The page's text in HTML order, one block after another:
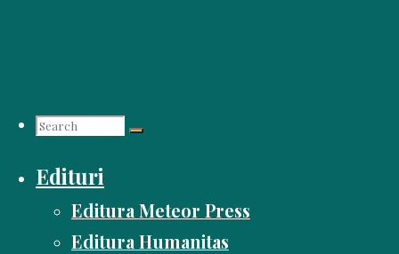
Search
for:
Edituri
Editura Meteor Press
Editura Humanitas